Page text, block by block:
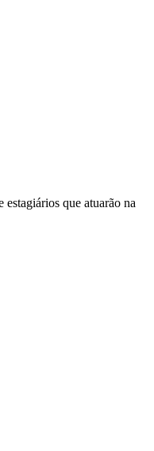
que atuarão na